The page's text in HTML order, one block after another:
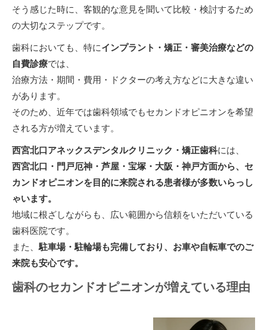
そう感じた時に、客観的な意見を聞いて比較・検討するため
の大切なステップです。
歯科においても、特にインプラント・矯正・審美治療などの
自費診療では、
治療方法・期間・費用・ドクターの考え方などに大きな違い
があります。
そのため、近年では歯科領域でもセカンドオピニオンを希望
される方が増えています。
西宮北口アネックスデンタルクリニック・矯正歯科には、
西宮北口・門戸厄神・芦屋・宝塚・大阪・神戸方面から、セ
カンドオピニオンを目的に来院される患者様が多数いらっし
ゃいます。
地域に根ざしながらも、広い範囲から信頼をいただいている
歯科医院です。
また、 駐車場・駐輪場も完備しており、お車や自転車でのご
来院も安心です。
歯科のセカンドオピニオンが増えている理由